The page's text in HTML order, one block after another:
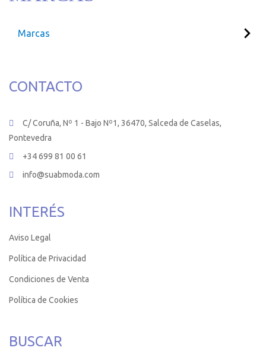
Marcas
CONTACTO
C/ Coruña, Nº 1 - Bajo Nº1, 36470, Salceda de Caselas,
Pontevedra
+34 699 81 00 61
info@suabmoda.com
INTERÉS
Aviso Legal
Política de Privacidad
Condiciones de Venta
Política de Cookies
BUSCAR